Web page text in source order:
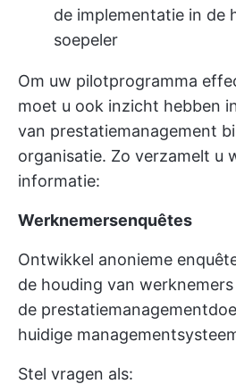
de implementatie in de
soepeler
Om uw pilotprogramma
moet u ook inzicht hebben
van prestatiemanagement
organisatie. Zo verzamelt u
informatie:
Werknemersenquêtes
Ontwikkel anonieme
de houding van
de
huidige
Stel vragen als: